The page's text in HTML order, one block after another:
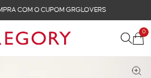
O CUPOM GRGLOVERS
0